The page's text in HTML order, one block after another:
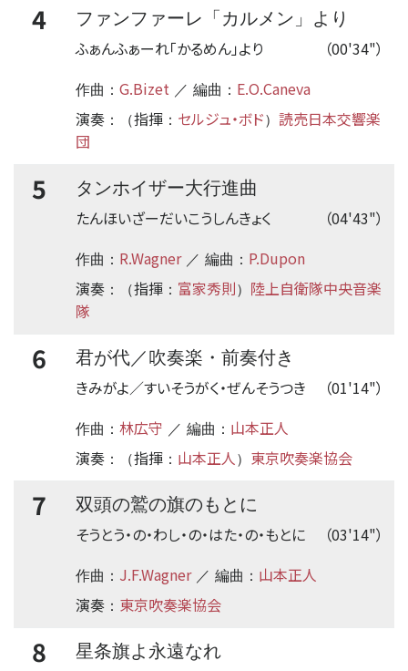
4
ファンファーレ「カルメン」より
（00'34"）
ふぁんふぁーれ「かるめん」より
作曲： G.Bizet ／ 編曲： E.O.Caneva
演奏 ：（指揮 ： セルジュ・ボド） 読売日本交響楽
団
5
タンホイザー大行進曲
（04'43"）
たんほいざーだいこうしんきょく
作曲： R.Wagner／ 編曲： P.Dupon
演奏 ：（指揮 ： 富家秀則） 陸上自衛隊中央音楽
隊
6
君が代／吹奏楽・前奏付き
（01'14"）
きみがよ／すいそうがく・ぜんそうつき
作曲： 林広守 ／ 編曲： 山本正人
演奏 ：（指揮 ： 山本正人） 東京吹奏楽協会
7
双頭の鷲の旗のもとに
（03'14"）
そうとう・の・わし・の・はた・の・もとに
作曲： J.F.Wagner／ 編曲： 山本正人
演奏 ： 東京吹奏楽協会
8
星条旗よ永遠なれ